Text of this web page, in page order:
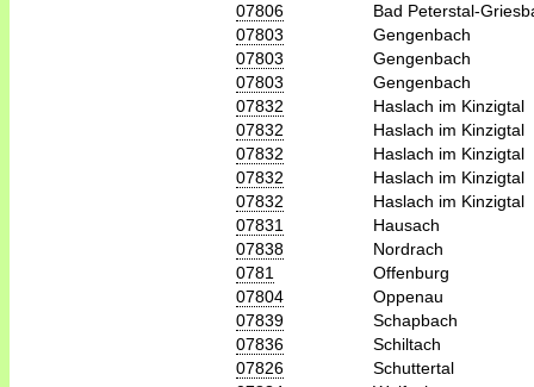
07806
Bad Peterstal-
07803
Gengenbach
07803
Gengenbach
07803
Gengenbach
07832
Haslach im Kinzigtal
07832
Haslach im Kinzigtal
07832
Haslach im Kinzigtal
07832
Haslach im Kinzigtal
07832
Haslach im Kinzigtal
07831
Hausach
07838
Nordrach
0781
Offenburg
07804
Oppenau
07839
Schapbach
07836
Schiltach
07826
Schuttertal